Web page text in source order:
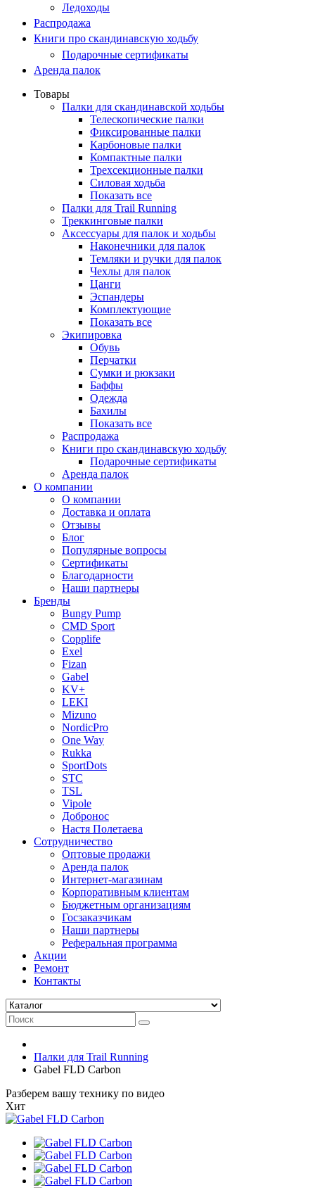
Ледоходы
Распродажа
Книги про скандинавскую ходьбу
Подарочные сертификаты
Аренда палок
Товары
Палки для скандинавской ходьбы
Телескопические палки
Фиксированные палки
Карбоновые палки
Компактные палки
Трехсекционные палки
Силовая ходьба
Показать все
Палки для Trail Running
Треккинговые палки
Аксессуары для палок и ходьбы
Наконечники для палок
Темляки и ручки для палок
Чехлы для палок
Цанги
Эспандеры
Комплектующие
Показать все
Экипировка
Обувь
Перчатки
Сумки и рюкзаки
Баффы
Одежда
Бахилы
Показать все
Распродажа
Книги про скандинавскую ходьбу
Подарочные сертификаты
Аренда палок
О компании
О компании
Доставка и оплата
Отзывы
Блог
Популярные вопросы
Сертификаты
Благодарности
Наши партнеры
Бренды
Bungy Pump
CMD Sport
Copplife
Exel
Fizan
Gabel
KV+
LEKI
Mizuno
NordicPro
One Way
Rukka
SportDots
STC
TSL
Vipole
Добронос
Настя Полетаева
Сотрудничество
Оптовые продажи
Аренда палок
Интернет-магазинам
Корпоративным клиентам
Бюджетным организациям
Госзаказчикам
Наши партнеры
Реферальная программа
Акции
Ремонт
Контакты
Палки для Trail Running
Gabel FLD Carbon
Разберем вашу технику по видео
Хит